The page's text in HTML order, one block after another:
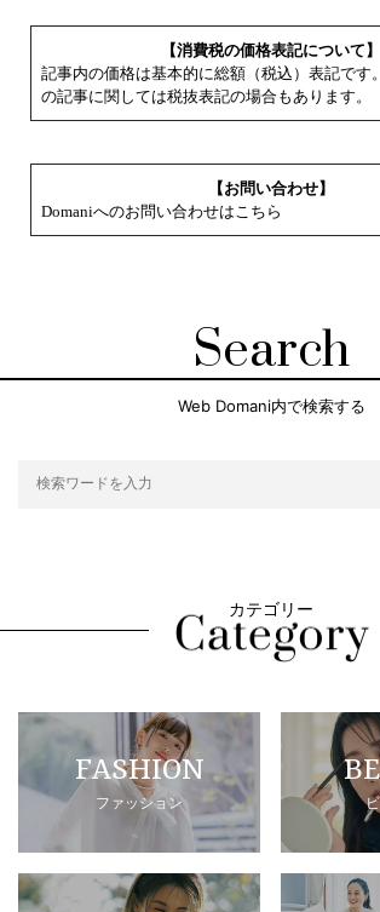
【消費税の価格表記について】
記事内の価格は基本的に総額（税込）表記です
の記事に関しては税抜表記の場合もあります。
【お問い合わせ】
Domaniへのお問い合わせはこちら
Search
Web Domani内で検索する
カテゴリー
FASHION
ファッション